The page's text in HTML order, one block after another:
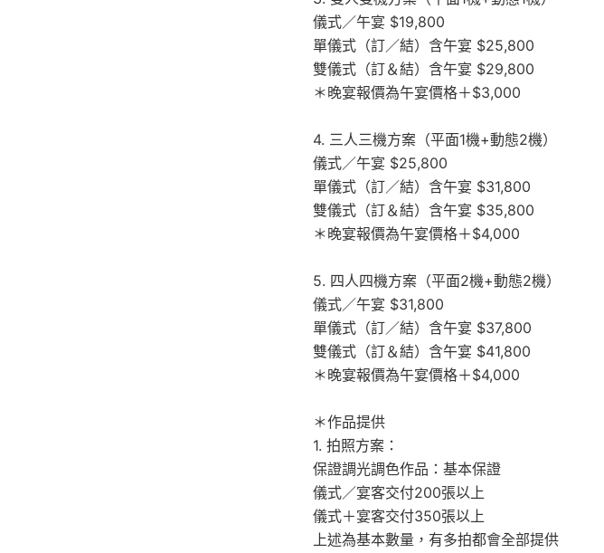
儀式／午宴 $19,800
單儀式（訂／結）含午宴 $25,800
雙儀式（訂＆結）含午宴 $29,800
＊晚宴報價為午宴價格＋$3,000
4. 三人三機方案（平面1機+動態2機）
儀式／午宴 $25,800
單儀式（訂／結）含午宴 $31,800
雙儀式（訂＆結）含午宴 $35,800
＊晚宴報價為午宴價格＋$4,000
5. 四人四機方案（平面2機+動態2機）
儀式／午宴 $31,800
單儀式（訂／結）含午宴 $37,800
雙儀式（訂＆結）含午宴 $41,800
＊晚宴報價為午宴價格＋$4,000
＊作品提供
1. 拍照方案：
保證調光調色作品：基本保證
儀式／宴客交付200張以上
儀式＋宴客交付350張以上
上述為基本數量，有多拍都會全部提供